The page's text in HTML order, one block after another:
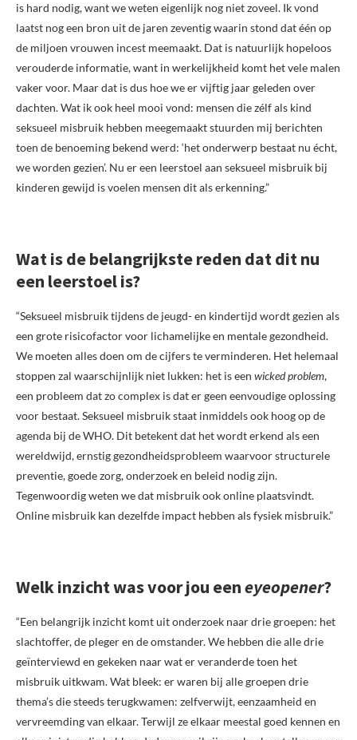
is hard nodig, want we weten eigenlijk nog niet zoveel. Ik vond
laatst nog een bron uit de jaren zeventig waarin stond dat één op
de miljoen vrouwen incest meemaakt. Dat is natuurlijk hopeloos
verouderde informatie, want in werkelijkheid komt het vele malen
vaker voor. Maar dat is dus hoe we er vijftig jaar geleden over
dachten. Wat ik ook heel mooi vond: mensen die zélf als kind
seksueel misbruik hebben meegemaakt stuurden mij berichten
toen de benoeming bekend werd: ‘het onderwerp bestaat nu écht,
we worden gezien’. Nu er een leerstoel aan seksueel misbruik bij
kinderen gewijd is voelen mensen dit als erkenning.”
Wat is de belangrijkste reden dat dit nu
een leerstoel is?
“Seksueel misbruik tijdens de jeugd- en kindertijd wordt gezien als
een grote risicofactor voor lichamelijke en mentale gezondheid.
We moeten alles doen om de cijfers te verminderen. Het helemaal
stoppen zal waarschijnlijk niet lukken: het is een wicked problem,
een probleem dat zo complex is dat er geen eenvoudige oplossing
voor bestaat. Seksueel misbruik staat inmiddels ook hoog op de
agenda bij de WHO. Dit betekent dat het wordt erkend als een
wereldwijd, ernstig gezondheidsprobleem waarvoor structurele
preventie, goede zorg, onderzoek en beleid nodig zijn.
Tegenwoordig weten we dat misbruik ook online plaatsvindt.
Online misbruik kan dezelfde impact hebben als fysiek misbruik.”
Welk inzicht was voor jou eeneyeopener?
“Een belangrijk inzicht komt uit onderzoek naar drie groepen: het
slachtoffer, de pleger en de omstander. We hebben die alle drie
geïnterviewd en gekeken naar wat er veranderde toen het
misbruik uitkwam. Wat bleek: er waren bij alle groepen drie
thema’s die steeds terugkwamen: zelfverwijt, eenzaamheid en
vervreemding van elkaar. Terwijl ze elkaar meestal goed kennen en